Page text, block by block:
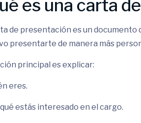
es una carta
de presentación es un documento
presentarte de manera más
principal es explicar:
eres.
qué estás interesado en el cargo.